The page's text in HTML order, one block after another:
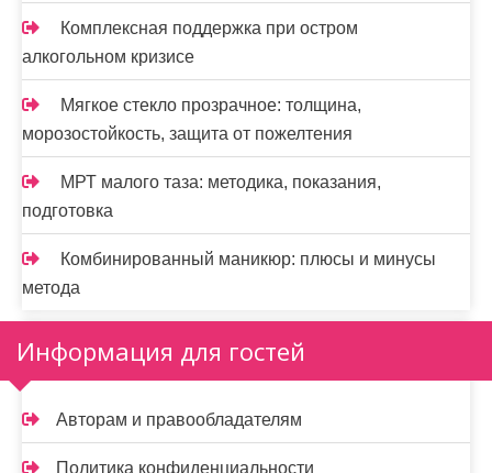
Комплексная поддержка при остром
алкогольном кризисе
Мягкое стекло прозрачное: толщина,
морозостойкость, защита от пожелтения
МРТ малого таза: методика, показания,
подготовка
Комбинированный маникюр: плюсы и минусы
метода
Информация для гостей
Авторам и правообладателям
Политика конфиденциальности